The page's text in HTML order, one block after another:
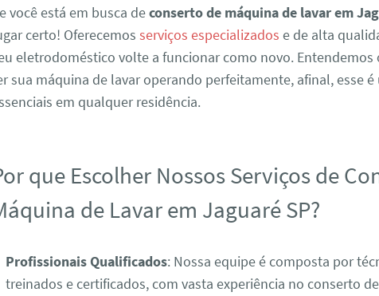
você está em busca deconserto de máquina de lavar em
certo! Oferecemosserviços especializados e de alta
eletrodoméstico volte a funcionar como novo.
sua máquina de lavar operando perfeitamente, afinal, esse
em qualquer residência.
que Escolher Nossos Serviços de
de Lavar em Jaguaré SP?
Profissionais Qualificados: Nossa equipe é composta por
treinados e certificados, com vasta experiência no conserto